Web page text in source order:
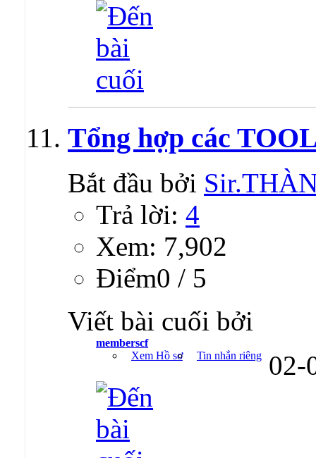
Tổng hợp các
Bắt đầu bởi
Trả lời: 4
Xem: 7,902
Ðiểm0 / 5
Viết bài cuối bởi
memberscf
Xem Hồ sơ
Tin nhắn riêng 02-